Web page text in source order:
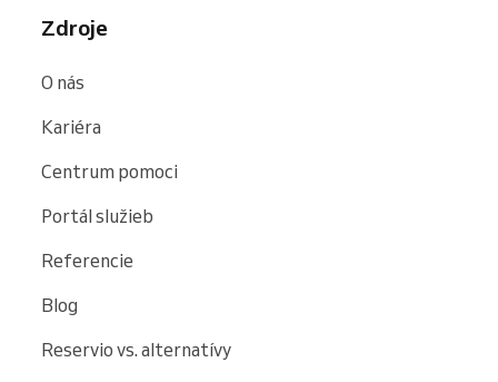
Zdroje
O nás
Kariéra
Centrum pomoci
Portál služieb
Referencie
Blog
Reservio vs. alternatívy